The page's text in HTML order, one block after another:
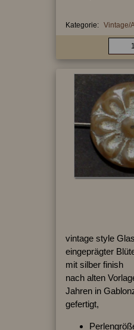
Kategorie: Vintage/
vintage style
eingeprägter
mit silber finish
nach alten
Jahren in
gefertigt,